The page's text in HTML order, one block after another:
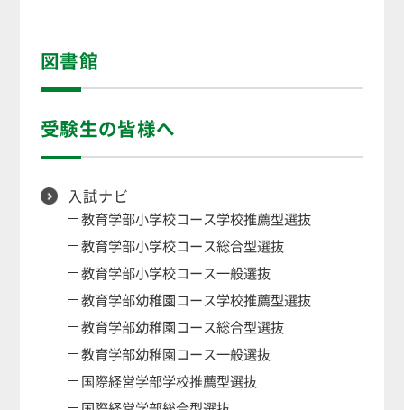
図書館
受験生の皆様へ
入試ナビ
教育学部小学校コース学校推薦型選抜
教育学部小学校コース総合型選抜
教育学部小学校コース一般選抜
教育学部幼稚園コース学校推薦型選抜
教育学部幼稚園コース総合型選抜
教育学部幼稚園コース一般選抜
国際経営学部学校推薦型選抜